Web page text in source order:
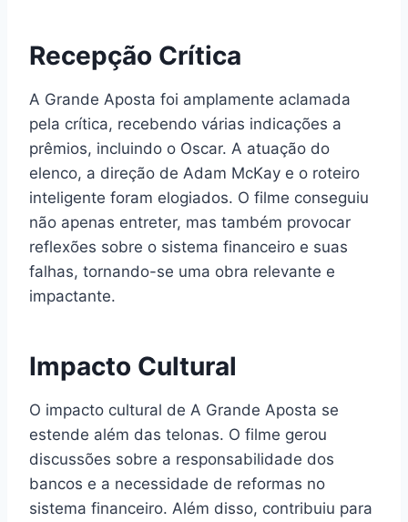
Recepção Crítica
A Grande Aposta foi amplamente aclamada
pela crítica, recebendo várias indicações a
prêmios, incluindo o Oscar. A atuação do
elenco, a direção de Adam McKay e o roteiro
inteligente foram elogiados. O filme conseguiu
não apenas entreter, mas também provocar
reflexões sobre o sistema financeiro e suas
falhas, tornando-se uma obra relevante e
impactante.
Impacto Cultural
O impacto cultural de A Grande Aposta se
estende além das telonas. O filme gerou
discussões sobre a responsabilidade dos
bancos e a necessidade de reformas no
sistema financeiro. Além disso, contribuiu para